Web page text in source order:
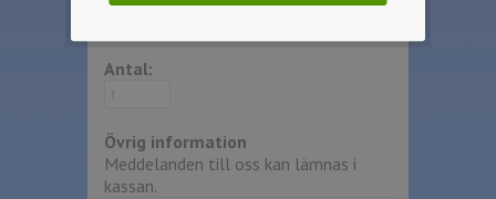
Välj artikel:
Antal:
Övrig information
Meddelanden till oss kan lämnas i
kassan.